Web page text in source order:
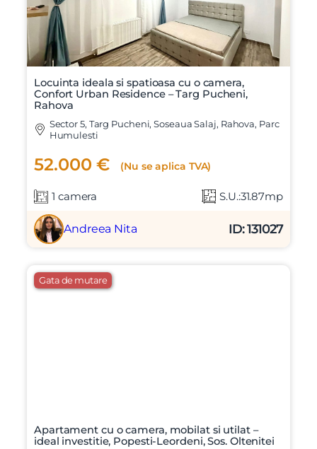
Locuinta ideala si spatioasa cu o camera,
Confort Urban Residence – Targ Pucheni,
Rahova
Sector 5, Targ Pucheni, Soseaua Salaj, Rahova, Parc
Humulesti
52.000 € (Nu se aplica TVA)
1 camera S.U.:31.87mp
Andreea Nita ID: 131027
Gata de mutare
Apartament cu o camera, mobilat si utilat –
ideal investitie, Popesti-Leordeni, Sos. Oltenitei